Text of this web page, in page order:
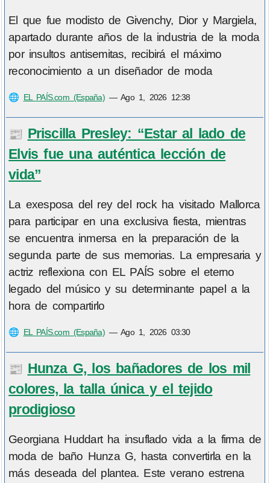
El que fue modisto de Givenchy, Dior y Margiela,
apartado durante años de la industria de la moda
por insultos antisemitas, recibirá el máximo
reconocimiento a un diseñador de moda
🌐 EL PAÍS.com (España)—Ago 1, 2026 12:38
📰 Priscilla Presley: “Estar al lado de
Elvis fue una auténtica lección de
vida”
La exesposa del rey del rock ha visitado Mallorca
para participar en una exclusiva fiesta, mientras
se encuentra inmersa en la preparación de la
segunda parte de sus memorias. La empresaria y
actriz reflexiona con EL PAÍS sobre el eterno
legado del músico y su determinante papel a la
hora de compartirlo
🌐 EL PAÍS.com (España)—Ago 1, 2026 03:30
📰 Hunza G, los bañadores de los mil
colores, la talla única y el tejido
prodigioso
Georgiana Huddart ha insuflado vida a la firma de
moda de baño Hunza G, hasta convertirla en la
más deseada del plantea. Este verano estrena